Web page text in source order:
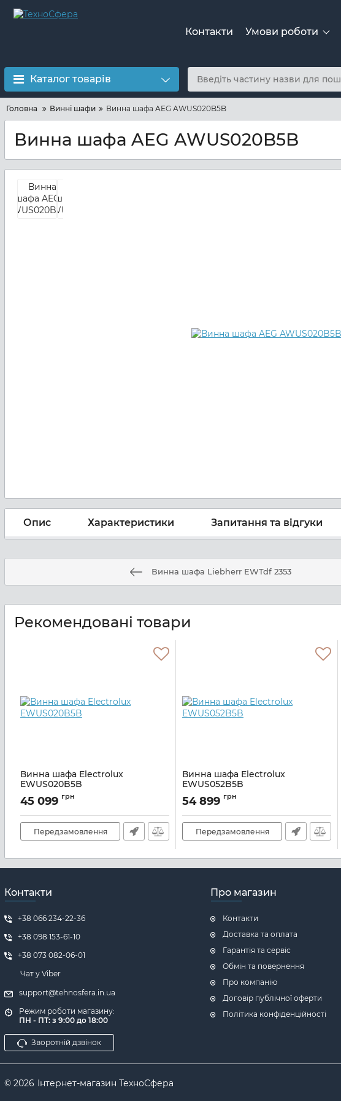
Контакти Умови роботи
Каталог товарів
Головна Винні шафи Винна шафа AEG AWUS020B5B
Винна шафа AEG AWUS020B5B
Опис Характеристики Запитання та відгуки
Винна шафа Liebherr EWTdf 2353
Рекомендовані товари
Винна шафа Electrolux
EWUS020B5B
Артикул:A139877
45 099 грн
Передзамовлення
Винна шафа Electrolux
EWUS052B5B
Артикул:A139876
54 899 грн
Передзамовлення
Контакти
+38 066 234-22-36
+38 098 153-61-10
+38 073 082-06-01
Чат у Viber
support@tehnosfera.in.ua
Режим роботи магазину:
ПН - ПТ: з 9:00 до 18:00
Зворотній дзвінок
Про магазин
Контакти
Доставка та оплата
Гарантія та сервіс
Обмін та повернення
Про компанію
Договір публічної оферти
Політика конфіденційності
© 2026 Інтернет-магазин ТехноСфера